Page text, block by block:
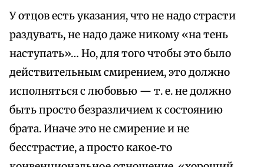
У отцов есть указания, что не надо страсти
раздувать, не надо даже никому «на тень
наступать»… Но, для того чтобы это было
действительным смирением, это должно
исполняться с любовью — т. е. не должно
быть просто безразличием к состоянию
брата. Иначе это не смирение и не
бесстрастие, а просто какое‑то